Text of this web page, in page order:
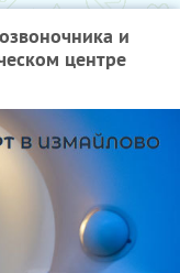
и
центре